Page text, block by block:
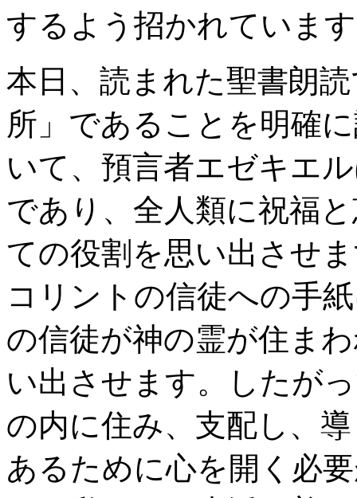
するよう招かれていま
本日、読まれた聖書朗
所」であることを明確
いて、預言者エゼキエ
であり、全人類に祝福
ての役割を思い出させ
コリントの信徒への手
の信徒が神の霊が住ま
い出させます。したが
の内に住み、支配し、
あるために心を開く必